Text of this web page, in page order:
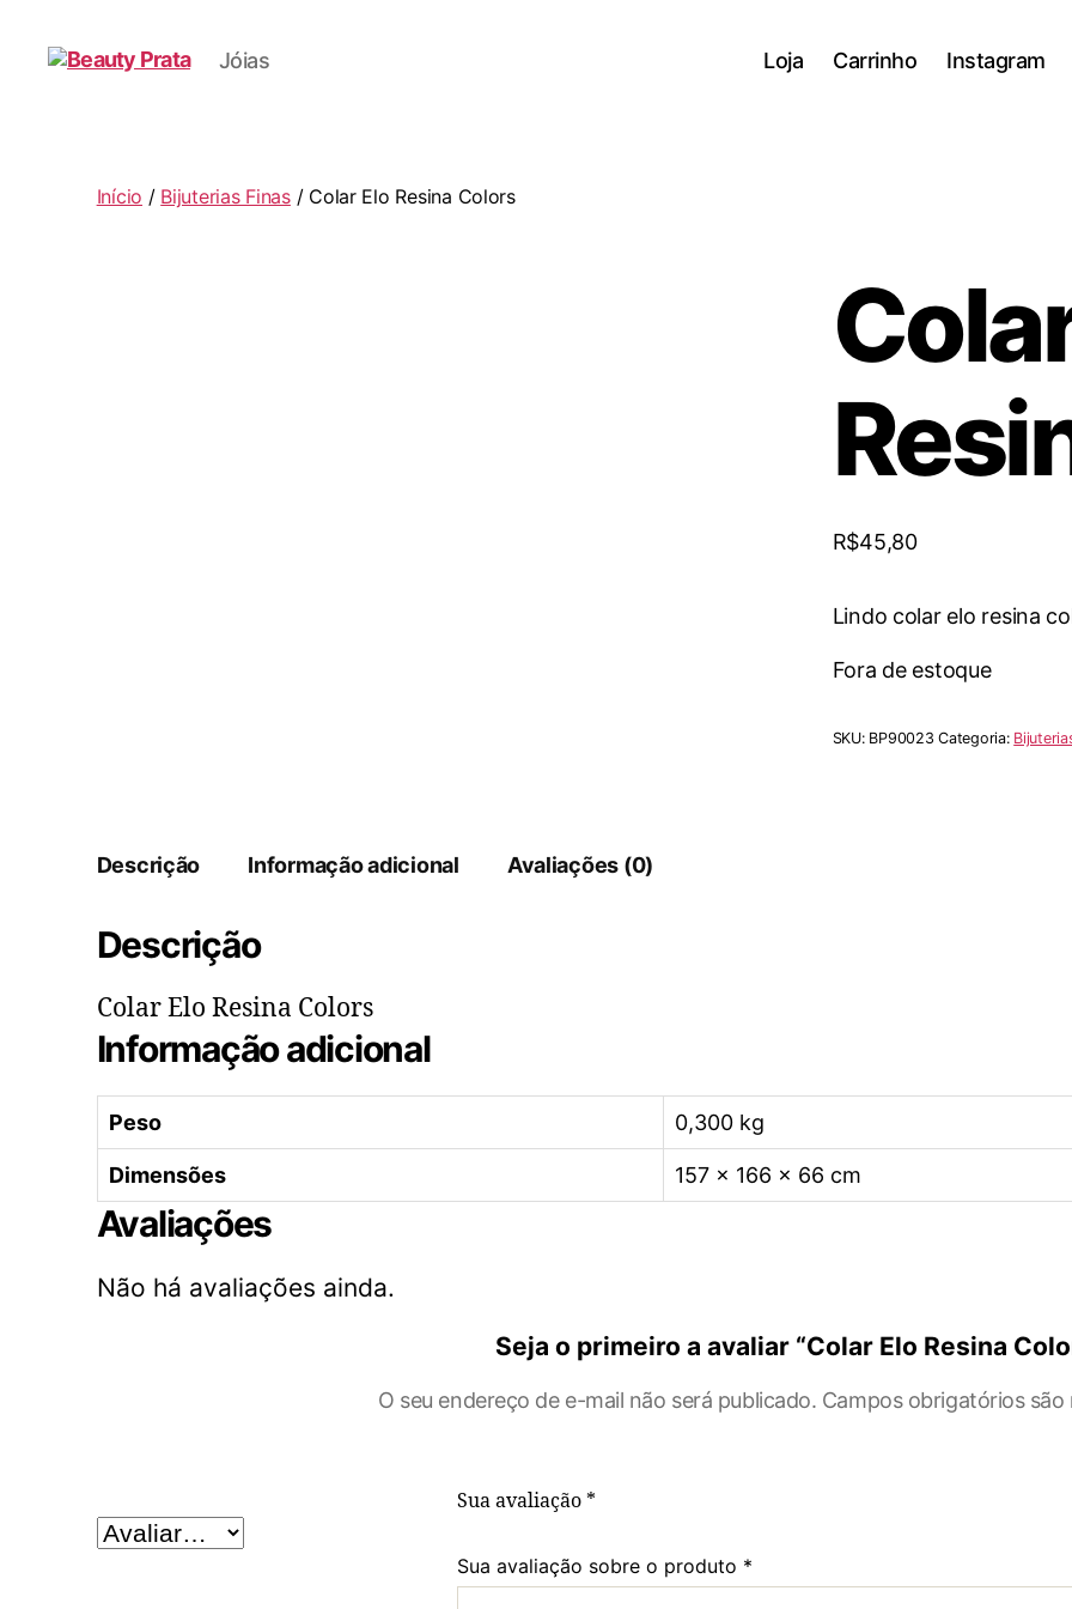
Jóias Loja Carrinho Instagram
Início / Bijuterias Finas/ Colar Elo Resina Colors
R$45,80
Lindo colar elo resina
Fora de estoque
SKU: BP90023 Categoria:
Descrição Informação adicional Avaliações (0)
Descrição
Colar Elo Resina Colors
Informação adicional
Peso 0,300 kg
Dimensões 157 × 166 × 66 cm
Avaliações
Não há avaliações ainda.
Seja o primeiro a avaliar “Colar Elo Resina
O seu endereço de e-mail não será publicado. Campos obrigatórios
Sua avaliação *
Sua avaliação sobre o produto *